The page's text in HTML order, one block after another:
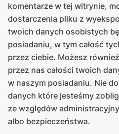
komentarze w tej witrynie,
dostarczenia pliku z
twoich danych osobistych
posiadaniu, w tym całość
przez ciebie. Możesz
przez nas całości twoich
w naszym posiadaniu. Nie
danych które jesteśmy
ze względów
albo bezpieczeństwa.